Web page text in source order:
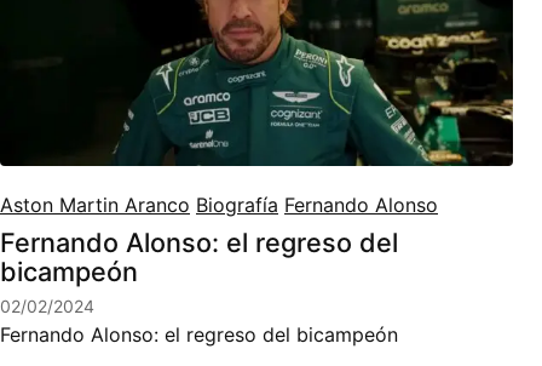
Aston Martin Aranco Biografía Fernando Alonso
Fernando Alonso: el regreso del
bicampeón
02/02/2024
Fernando Alonso: el regreso del bicampeón